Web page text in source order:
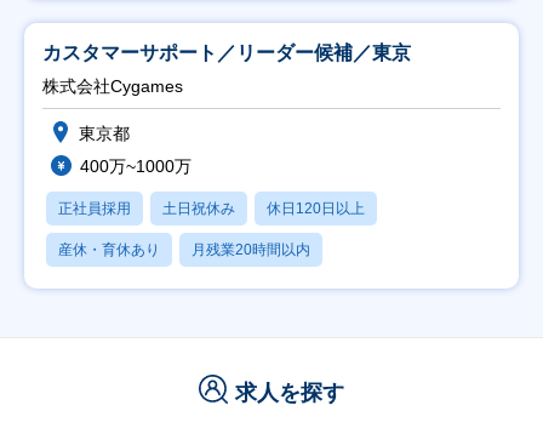
カスタマーサポート／リーダー候補／東京
株式会社Cygames
東京都
400万~1000万
正社員採用 土日祝休み 休日120日以上
産休・育休あり 月残業20時間以内
求人を探す